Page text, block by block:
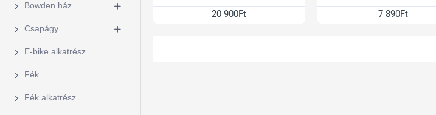
Bowden ház
Csapágy
E-bike alkatrész
Fék
Fék alkatrész
20 900Ft
7 890Ft